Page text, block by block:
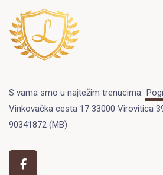
S vama smo u najtežim trenucima.
Vinkovačka cesta 17 33000 Virovitica
90341872 (MB)